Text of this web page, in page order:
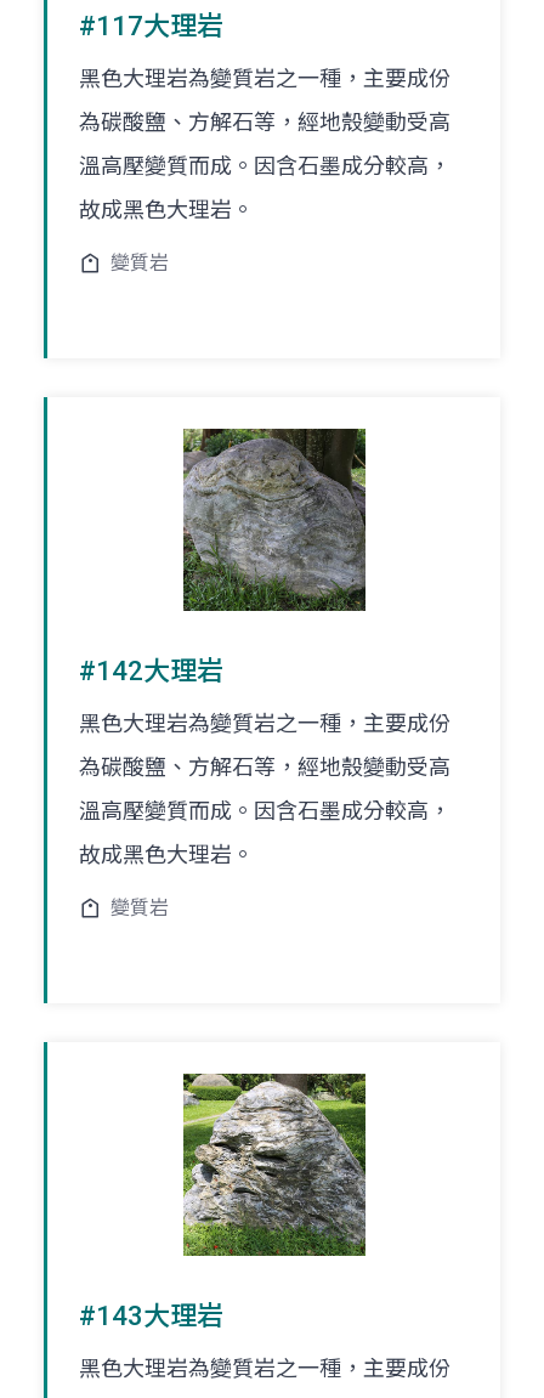
#117大理岩
黑色大理岩為變質岩之一種，主要成份
為碳酸鹽、方解石等，經地殼變動受高
溫高壓變質而成。因含石墨成分較高，
故成黑色大理岩。
變質岩
#142大理岩
黑色大理岩為變質岩之一種，主要成份
為碳酸鹽、方解石等，經地殼變動受高
溫高壓變質而成。因含石墨成分較高，
故成黑色大理岩。
變質岩
#143大理岩
黑色大理岩為變質岩之一種，主要成份